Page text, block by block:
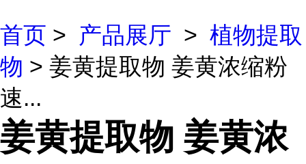
首页 > 产品展厅 > 植物提取
物 > 姜黄提取物 姜黄浓缩粉
速...
姜黄提取物 姜黄浓